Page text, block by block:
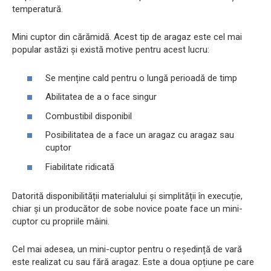
temperatură.
Mini cuptor din cărămidă. Acest tip de aragaz este cel mai
popular astăzi și există motive pentru acest lucru:
Se menține cald pentru o lungă perioadă de timp
Abilitatea de a o face singur
Combustibil disponibil
Posibilitatea de a face un aragaz cu aragaz sau
cuptor
Fiabilitate ridicată
Datorită disponibilității materialului și simplității în execuție,
chiar și un producător de sobe novice poate face un mini-
cuptor cu propriile mâini.
Cel mai adesea, un mini-cuptor pentru o reședință de vară
este realizat cu sau fără aragaz. Este a doua opțiune pe care